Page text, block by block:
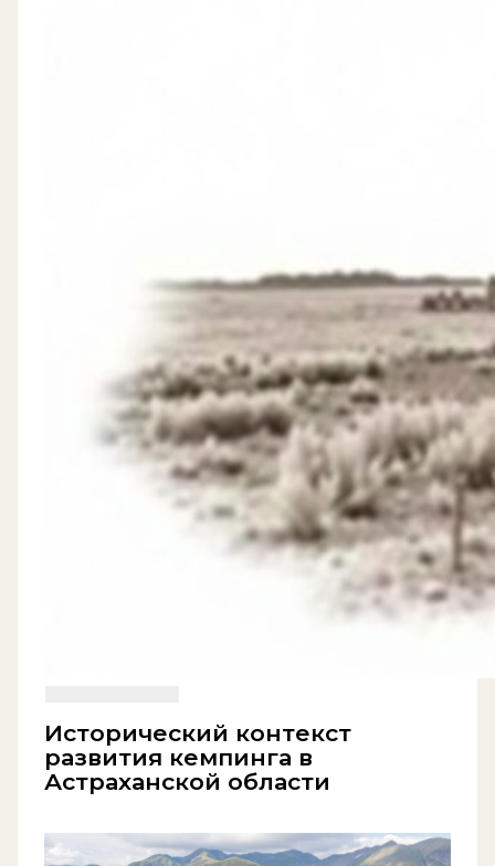
Исторический контекст
развития кемпинга в
Астраханской области